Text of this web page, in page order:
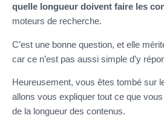
quelle longueur doivent faire les
moteurs de recherche.
C’est une bonne question, et elle
car ce n’est pas aussi simple d’y
Heureusement, vous êtes tombé sur
allons vous expliquer tout ce que
de la longueur des contenus.